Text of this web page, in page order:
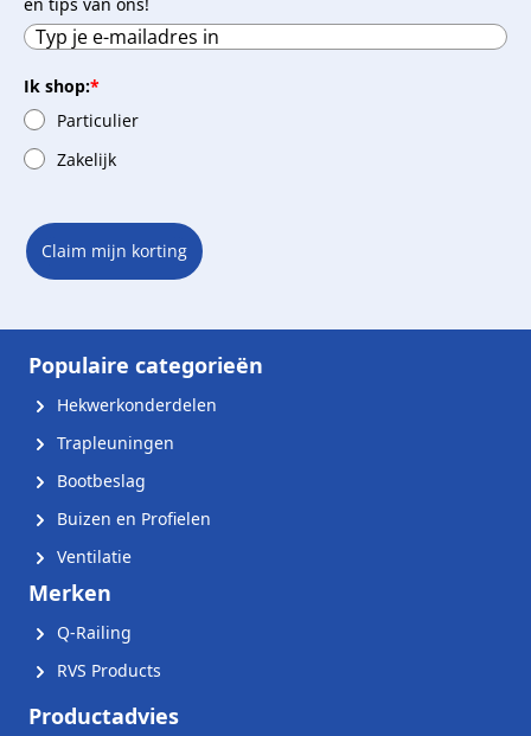
Ik shop:*
Particulier
Zakelijk
Claim mijn korting
Populaire categorieën
Hekwerkonderdelen
Trapleuningen
Bootbeslag
Buizen en Profielen
Ventilatie
Merken
Q-Railing
RVS Products
Productadvies